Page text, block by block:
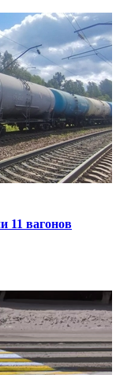
11 вагонов